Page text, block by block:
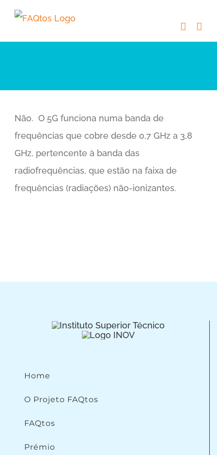
Skip
content
Não. O 5G funciona numa banda de
frequências que cobre desde 0,7 GHz a 3,8
GHz, pertencente à banda das
radiofrequências, que estão na faixa de
frequências (radiações) não-ionizantes.
Home
O Projeto FAQtos
FAQtos
Prémio